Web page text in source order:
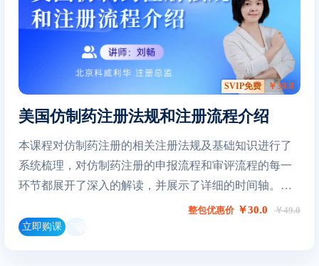
SVIP免费 ￥30.0
美国仿制药注册法规和注册流程介绍
本课程对仿制药注册的相关注册法规及基础知识进行了
系统梳理，对仿制药注册的申报流程和审评流程的每一
环节都展开了深入的解读，并展示了详细的时间轴。同
时对影响仿制药申报的关键因素进行了讨论。
整包优惠价 ￥30.0
￥49.0
立即购课